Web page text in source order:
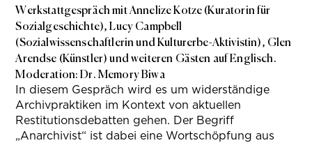
Werkstattgespräch mit Annelize Kotze (Kuratorin für
Sozialgeschichte), Lucy Campbell
(Sozialwissenschaftlerin und Kulturerbe-Aktivistin), Glen
Arendse (Künstler) und weiteren Gästen auf Englisch.
Moderation: Dr. Memory Biwa
In diesem Gespräch wird es um widerständige
Archivpraktiken im Kontext von aktuellen
Restitutionsdebatten gehen. Der Begriff
„Anarchivist“ ist dabei eine Wortschöpfung aus